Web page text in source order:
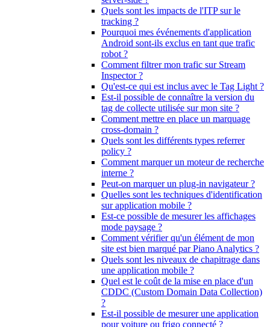
Quels sont les impacts de l'ITP sur le
tracking ?
Pourquoi mes événements d'application
Android sont-ils exclus en tant que trafic
robot ?
Comment filtrer mon trafic sur Stream
Inspector ?
Qu'est-ce qui est inclus avec le Tag Light ?
Est-il possible de connaître la version du
tag de collecte utilisée sur mon site ?
Comment mettre en place un marquage
cross-domain ?
Quels sont les différents types referrer
policy ?
Comment marquer un moteur de recherche
interne ?
Peut-on marquer un plug-in navigateur ?
Quelles sont les techniques d'identification
sur application mobile ?
Est-ce possible de mesurer les affichages
mode paysage ?
Comment vérifier qu'un élément de mon
site est bien marqué par Piano Analytics ?
Quels sont les niveaux de chapitrage dans
une application mobile ?
Quel est le coût de la mise en place d'un
CDDC (Custom Domain Data Collection)
?
Est-il possible de mesurer une application
pour voiture ou frigo connecté ?